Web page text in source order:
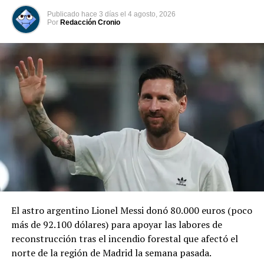
WhatsApp a punto de incluir
una difusión nada grata para
sus usuarios
3 octubre, 2018
En «Tendencias»
Instagram ha comenzado a
ocultar los “likes” para
reducir la presión en sus
usuarios
19 julio, 2019
En «Tecnología»
Facebook revela detalles
sobre la red social tras
presentar falla a mundial
5 octubre, 2021
En «Internacionales»
Publicado hace 3 días el 4 agosto, 2026
Por Redacción Cronio
El astro argentino Lionel Messi donó 80.000 euros (poco
más de 92.100 dólares) para apoyar las labores de
reconstrucción tras el incendio forestal que afectó el
norte de la región de Madrid la semana pasada.